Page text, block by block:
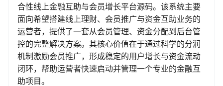
合性线上金融互助与会员增长平台源码。该系统主要
面向希望搭建线上理财、会员推广与资金互助业务的
运营者，提供了一套从会员管理、资金分配到后台管
控的完整解决方案。其核心价值在于通过科学的分润
机制激励会员推广，形成稳定的用户增长与资金流动
闭环，帮助运营者快速启动并管理一个专业的金融互
助项目。